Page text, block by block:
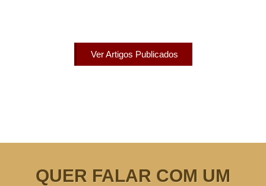
Ver Artigos Publicados
QUER FALAR COM UM